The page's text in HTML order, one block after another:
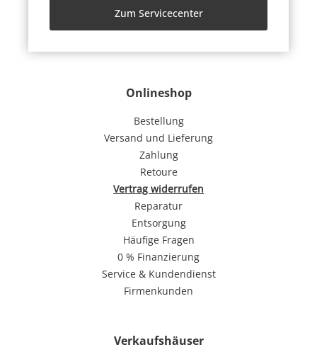
Onlineshop
Bestellung
Versand und Lieferung
Zahlung
Retoure
Vertrag widerrufen
Reparatur
Entsorgung
Häufige Fragen
0 % Finanzierung
Service & Kundendienst
Firmenkunden
Verkaufshäuser
Zum Servicecenter